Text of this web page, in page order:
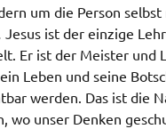
um die Person
ist der einzige
Er ist der Meister und
Leben und seine
werden. Das ist die
wo unser Denken